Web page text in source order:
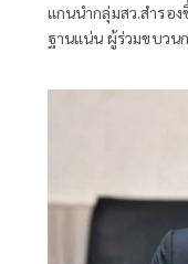
แกนนำกลุ่มสว.สำรอง
ฐานแน่น ผู้ร่วมขบวน
ส่งศาลฎีกาสอย 138